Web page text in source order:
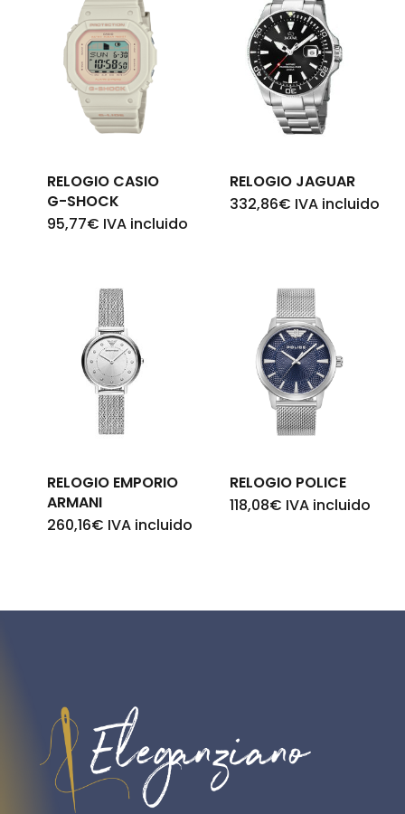
Nenhum produto no
carrinho.
RELOGIO CASIO
G-SHOCK
95,77€ IVA incluido
RELOGIO JAGUAR
332,86€ IVA incluido
RELOGIO EMPORIO
ARMANI
260,16€ IVA incluido
RELOGIO POLICE
118,08€ IVA incluido